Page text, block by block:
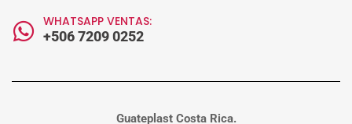
WHATSAPP VENTAS:
+506 7209 0252
Guateplast Costa Rica.